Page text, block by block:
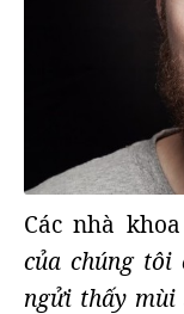
Các nhà
của chúng tôi
ngửi thấy mùi